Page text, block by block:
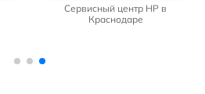
Сервисный центр HP в
Краснодаре